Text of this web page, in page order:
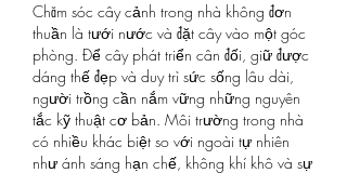
Chăm sóc cây cảnh trong nhà không đơn
thuần là tưới nước và đặt cây vào một góc
phòng. Để cây phát triển cân đối, giữ được
dáng thế đẹp và duy trì sức sống lâu dài,
người trồng cần nắm vững những nguyên
tắc kỹ thuật cơ bản. Môi trường trong nhà
có nhiều khác biệt so với ngoài tự nhiên
như ánh sáng hạn chế, không khí khô và sự